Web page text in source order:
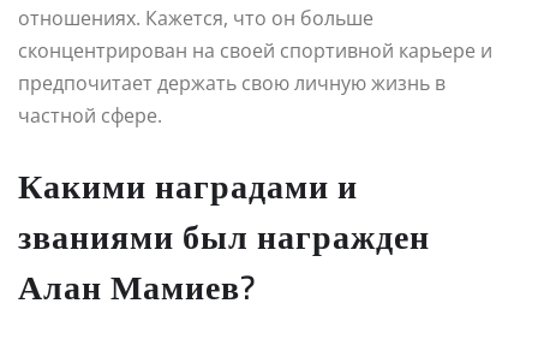
отношениях. Кажется, что он больше
сконцентрирован на своей спортивной карьере и
предпочитает держать свою личную жизнь в
частной сфере.
Какими наградами и
званиями был награжден
Алан Мамиев?